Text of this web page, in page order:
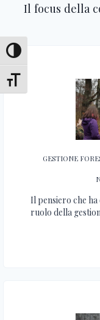
Attiva/disattiva alto
Attiva/disattiva
Il focus della
GESTIONE
Il pensiero che
ruolo della